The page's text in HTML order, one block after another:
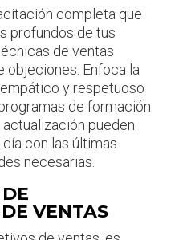
completa que
profundos de tus
de ventas
objeciones. Enfoca la
y respetuoso
de formación
pueden
con las últimas
necesarias.
VENTAS